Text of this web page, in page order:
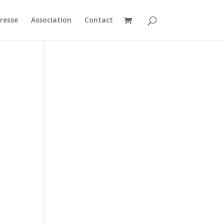
Association Contact